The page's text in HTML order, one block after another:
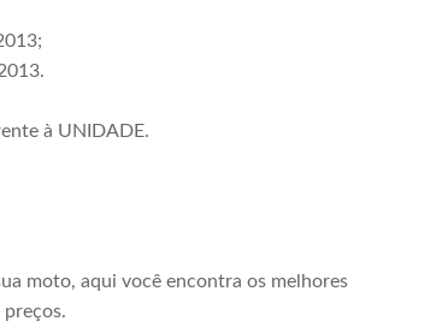
à UNIDADE.
moto, aqui você encontra os melhores